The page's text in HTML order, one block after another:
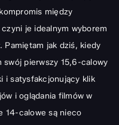
między
je idealnym wyborem
Pamiętam jak dziś, kiedy
swój pierwszy 15,6-calowy
i satysfakcjonujący klik
i oglądania filmów w
14-calowe są nieco